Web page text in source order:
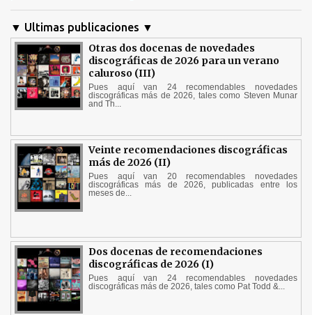
▼ Ultimas publicaciones ▼
Otras dos docenas de novedades
discográficas de 2026 para un verano
caluroso (III)
Pues aquí van 24 recomendables novedades
discográficas más de 2026, tales como Steven Munar
and Th...
Veinte recomendaciones discográficas
más de 2026 (II)
Pues aquí van 20 recomendables novedades
discográficas más de 2026, publicadas entre los
meses de...
Dos docenas de recomendaciones
discográficas de 2026 (I)
Pues aquí van 24 recomendables novedades
discográficas más de 2026, tales como Pat Todd &...